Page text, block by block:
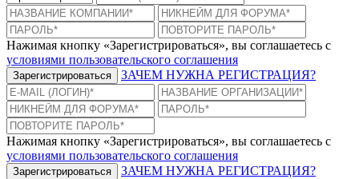
Нажимая кнопку «Зарегистрироваться», вы соглашаетесь с
условиями пользовательского соглашения
Зарегистрироваться ЗАЧЕМ НУЖНА РЕГИСТРАЦИЯ?
Нажимая кнопку «Зарегистрироваться», вы соглашаетесь с
условиями пользовательского соглашения
Зарегистрироваться
ЗАЧЕМ НУЖНА РЕГИСТРАЦИЯ?